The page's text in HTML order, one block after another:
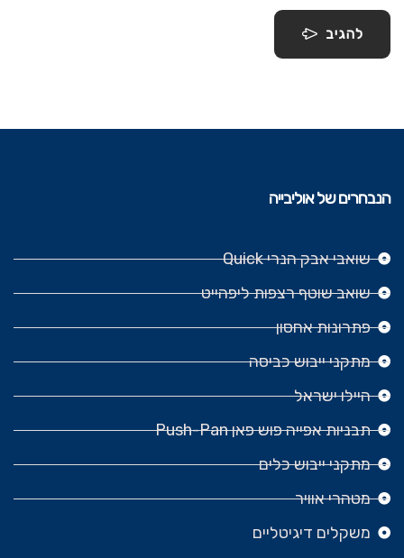
להגיב
הנבחרים של אוליבייה
שואבי אבק הנרי Quick
שואב שוטף רצפות ליפהייט
פתרונות אחסון
מתקני ייבוש כביסה
היילו ישראל
תבניות אפייה פוש פאן Push-Pan
מתקני ייבוש כלים
מטהרי אוויר
משקלים דיגיטליים